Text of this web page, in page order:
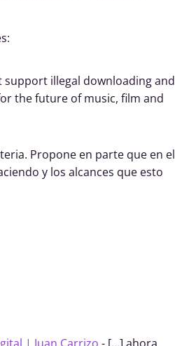
illegal downloading and
the future of music, film and
Propone en parte que en el
y los alcances que esto